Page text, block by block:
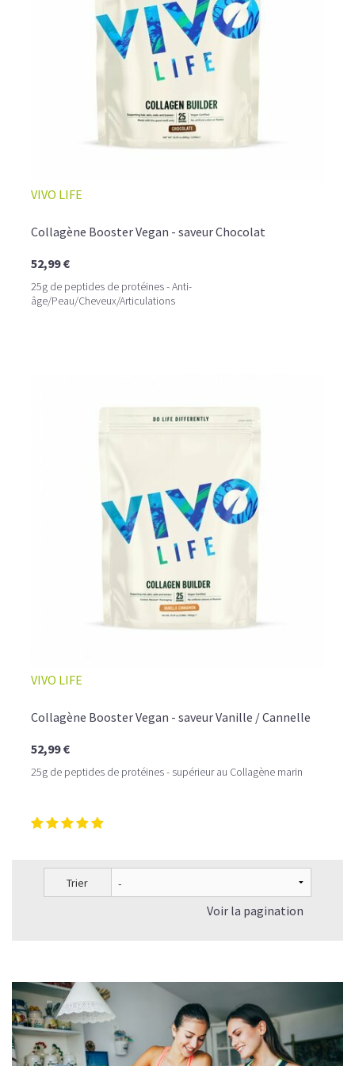
☕ LATTE MACCHIATO GLACÉ
Un café riche avec un soupçon de caramel pour un
moment de pure détente… ou de concentration avant le
Une énergie immédiate et stable, sans pic de glycémie,
qui vous accompagne toute la matinée et un allié parfait
Pour ceux qui veulent retrouver le plaisir d’un vrai café
glacé, sans se sentir lourd ni affamé.
🍯 CAFÉ FRAPPÉ AU CARAMEL PROTÉINÉ
LE PLAISIR D’UN DESSERT GLACÉ, SANS LE SUCRE EN
TROP
VIVO LIFE
Collagène Booster Vegan - saveur Chocolat
52,99 €
25g de peptides de protéines - Anti-
âge/Peau/Cheveux/Articulations
VIVO LIFE
Collagène Booster Vegan - saveur Vanille / Cannelle
52,99 €
25g de peptides de protéines - supérieur au Collagène marin
Trier
Voir la pagination